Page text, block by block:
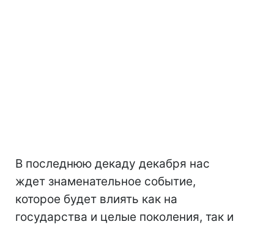
В последнюю декаду декабря нас
ждет знаменательное событие,
которое будет влиять как на
государства и целые поколения, так и